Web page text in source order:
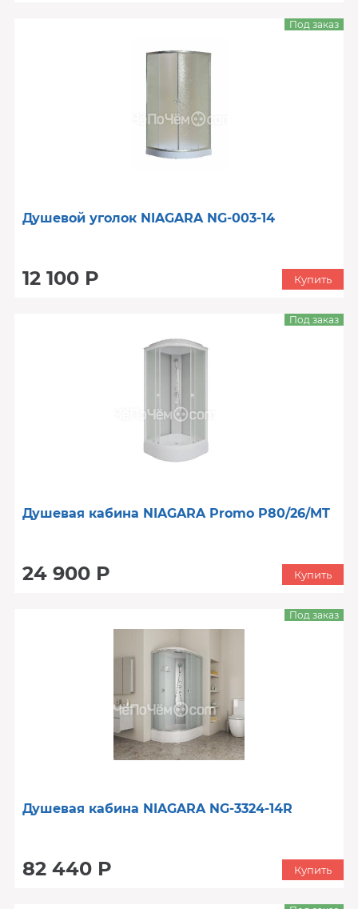
Душевой уголок NIAGARA NG-003-14
12 100 Р
Под заказ
Купить
Душевая кабина NIAGARA Promo P80/26/MT
24 900 Р
Под заказ
Купить
Душевая кабина NIAGARA NG-3324-14R
82 440 Р
Под заказ
Купить